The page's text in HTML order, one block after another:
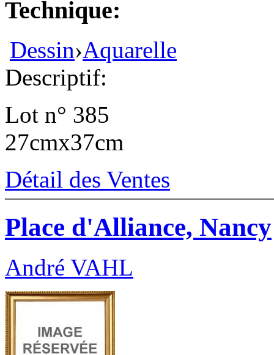
Technique:
Dessin›Aquarelle
Descriptif:
Lot n° 385
27cmx37cm
Détail des Ventes
Place d'Alliance, Nancy
André VAHL